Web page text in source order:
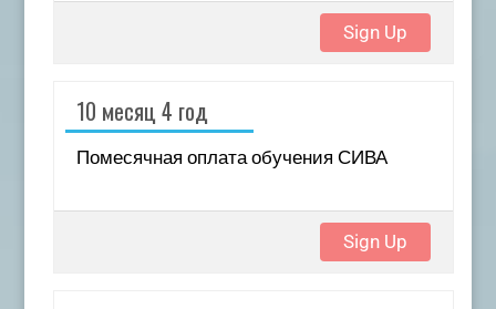
Sign Up
10 месяц 4 год
Помесячная оплата обучения СИВА
Sign Up